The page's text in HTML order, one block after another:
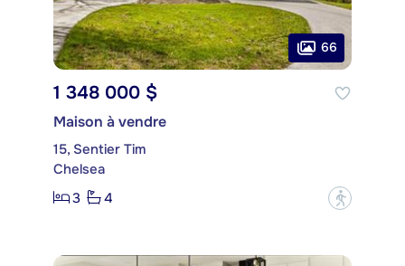
66
1 348 000 $
Maison à vendre
15, Sentier Tim
Chelsea
3
4 ?